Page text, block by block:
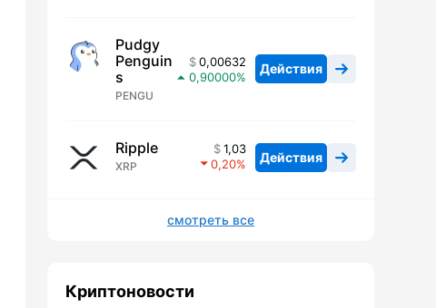
Pudgy
Penguin
s
PENGU
0,00632
0,90000
Действия
Ripple
XRP
1,03
0,20
Действия
смотреть все
Криптоновости